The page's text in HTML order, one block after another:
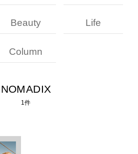
Beauty Life
Column
NOMADIX
1件